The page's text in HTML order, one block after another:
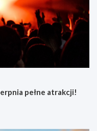
pełne atrakcji!